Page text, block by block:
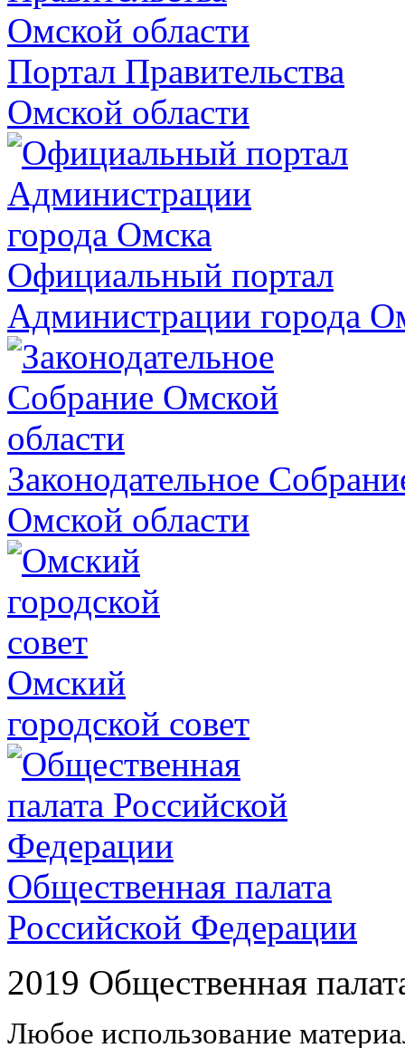
Портал Правительства
Омской области
Официальный портал
Администрации города
Законодательное
Омской области
Омский
городской совет
Общественная палата
Российской Федерации
2019 Общественная
Любое использование